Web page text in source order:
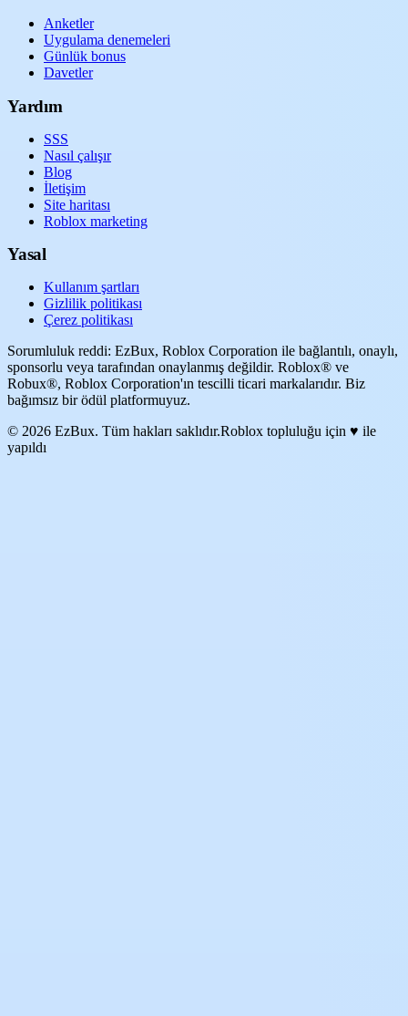
Anketler
Uygulama denemeleri
Günlük bonus
Davetler
Yardım
SSS
Nasıl çalışır
Blog
İletişim
Site haritası
Roblox marketing
Yasal
Kullanım şartları
Gizlilik politikası
Çerez politikası
Sorumluluk reddi: EzBux, Roblox Corporation ile bağlantılı, onaylı,
sponsorlu veya tarafından onaylanmış değildir. Roblox® ve
Robux®, Roblox Corporation'ın tescilli ticari markalarıdır. Biz
bağımsız bir ödül platformuyuz.
© 2026 EzBux. Tüm hakları saklıdır.Roblox topluluğu için ♥ ile
yapıldı